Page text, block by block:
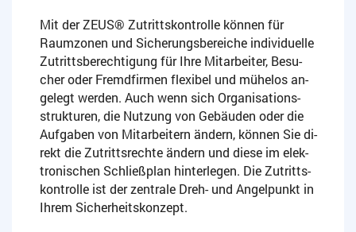
Mit der ZEUS® Zu­tritts­kon­trol­le kön­nen für
Raum­zo­nen und Si­che­rungs­be­rei­che in­di­vi­du­el­le
Zu­tritts­be­rech­ti­gung für Ihre Mit­ar­bei­ter, Be­su­
cher oder Fremd­fir­men fle­xi­bel und mü­he­los an­
ge­legt wer­den. Auch wenn sich Or­ga­ni­sa­ti­ons­
struk­tu­ren, die Nut­zung von Ge­bäu­den oder die
Auf­ga­ben von Mit­ar­bei­tern än­dern, kön­nen Sie di­
rekt die Zu­tritts­rech­te än­dern und diese im elek­
tro­ni­schen Schlie­ß­plan hin­ter­le­gen. Die Zu­tritts­
kon­trol­le ist der zen­tra­le Dreh- und An­gel­punkt in
Ihrem Si­cher­heits­kon­zept.